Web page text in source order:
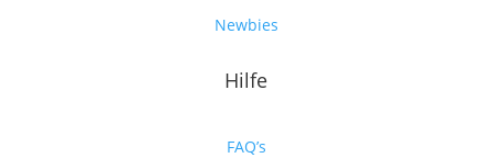
Newbies
Hilfe
FAQ’s